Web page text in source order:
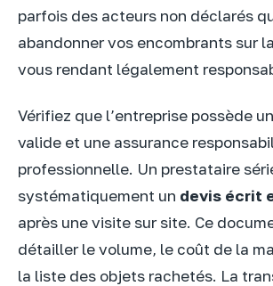
parfois des acteurs non déclarés
abandonner vos encombrants sur
vous rendant légalement
Vérifiez que l’entreprise possède
valide et une assurance
professionnelle. Un prestataire
systématiquement un devis écrit
après une visite sur site. Ce
détailler le volume, le coût de la
la liste des objets rachetés. La